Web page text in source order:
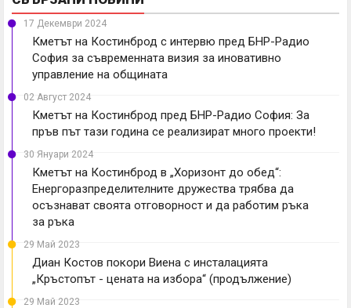
17 Декември 2024
Кметът на Костинброд с интервю пред БНР-Радио
София за съвременната визия за иновативно
управление на общината
02 Август 2024
Кметът на Костинброд пред БНР-Радио София: За
пръв път тази година се реализират много проекти!
30 Януари 2024
Кметът на Костинброд в „Хоризонт до обед“:
Енергоразпределителните дружества трябва да
осъзнават своята отговорност и да работим ръка
за ръка
29 Май 2023
Диан Костов покори Виена с инсталацията
„Кръстопът - цената на избора“ (продължение)
29 Май 2023